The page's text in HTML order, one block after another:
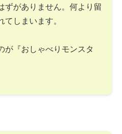
ずがありません。何より留
しまいます。
が『おしゃべりモンスタ